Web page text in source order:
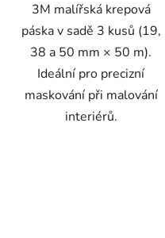
3M malířská krepová
páska v sadě 3 kusů (19,
38 a 50 mm × 50 m).
Ideální pro precizní
maskování při malování
interiérů.